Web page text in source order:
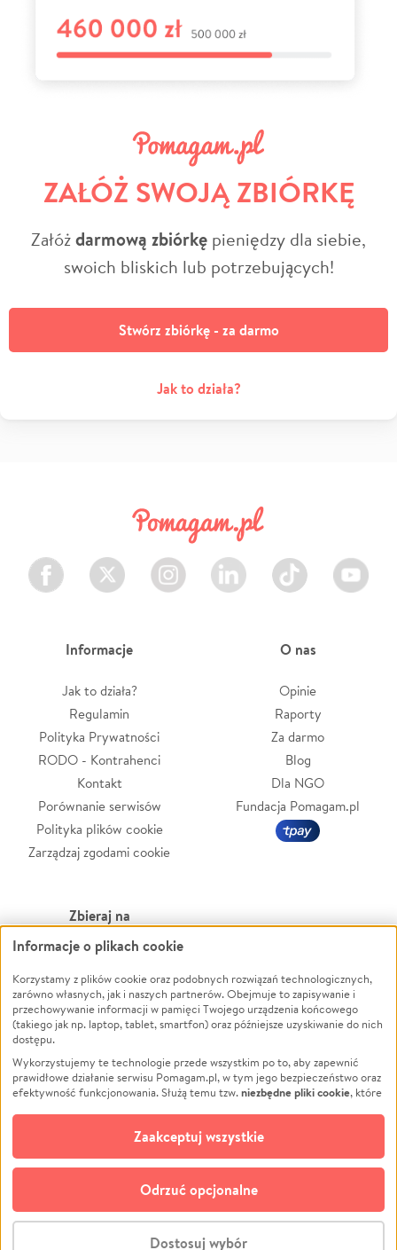
ZAŁÓŻ SWOJĄ ZBIÓRKĘ
Załóżdarmową zbiórkę pieniędzy dla siebie,
swoich bliskich lub potrzebujących!
Stwórz zbiórkę - za darmo
Jak to działa?
Facebook Twitter Instagram LinkedIn TikTok Youtube
Informacje
Jak to działa?
Regulamin
Polityka Prywatności
RODO - Kontrahenci
Kontakt
Porównanie serwisów
Polityka plików cookie
Zarządzaj zgodami cookie
O nas
Opinie
Raporty
Za darmo
Blog
Dla NGO
Fundacja Pomagam.pl
Zbieraj na
Leczenie
Zwierzęta
Pożar
Ukraina
Pomoc Finansowa
Projekty
Pogrzeb
Społeczność lokalna
Kultura
Powódź
Wichura
NGO
Edukacja
Podróż
Impreza
Ochrona środowiska
Biznes
© CROWDING SP. Z O.O.
Informacje o plikach cookie
Korzystamy z plików cookie oraz podobnych rozwiązań technologicznych,
zarówno własnych, jak i naszych partnerów. Obejmuje to zapisywanie i
przechowywanie informacji w pamięci Twojego urządzenia końcowego
(takiego jak np. laptop, tablet, smartfon) oraz późniejsze uzyskiwanie do nich
dostępu.
Wykorzystujemy te technologie przede wszystkim po to, aby zapewnić
prawidłowe działanie serwisu Pomagam.pl, w tym jego bezpieczeństwo oraz
efektywność funkcjonowania. Służą temu tzw.niezbędne pliki cookie, które
opcjonalnych plików cookie
technologii do celów analitycznych i retargetingowych. Możesz wyrazić
zgodę na ich stosowanie lub jej odmówić. W dowolnym momencie masz
możliwość zmiany swoich preferencji na stronie „Zarządzaj zgodami cookie”,
do której link znajdziesz w stopce serwisu Pomagam.pl. Opcjonalne pliki
cookie wykorzystywane są w następujących celach:
działanie serwisu Pomagam.pl. Dzięki nim możemy zrozumieć, jak
Dostosuj wybór
Odrzuć opcjonalne
Zaakceptuj wszystkie